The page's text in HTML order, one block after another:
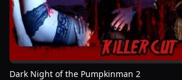
Dark Night of the Pumpkinman 2